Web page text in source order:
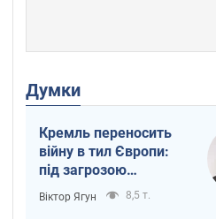
Думки
Кремль переносить
війну в тил Європи:
під загрозою
критична логістика
Віктор Ягун 8,5 т.